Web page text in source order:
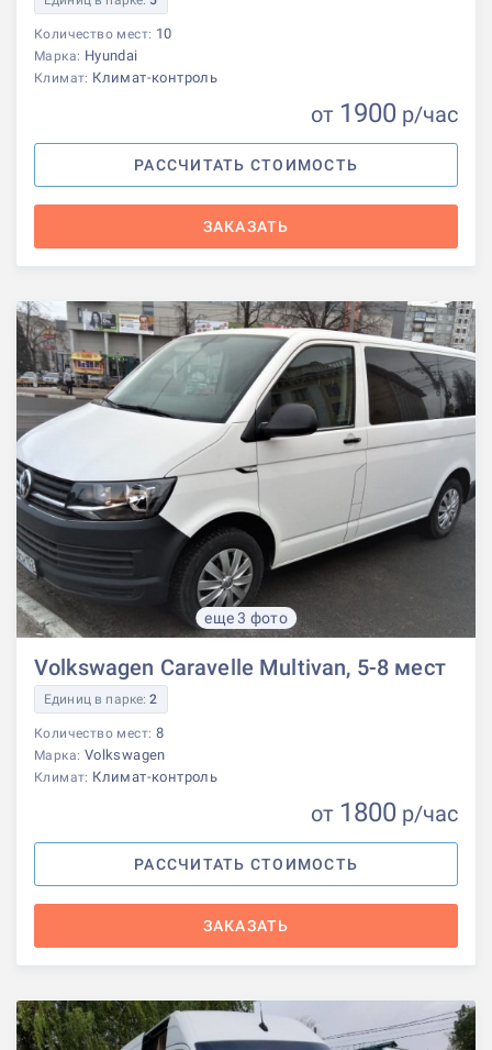
Количество мест: 10
Марка: Hyundai
Климат: Климат-контроль
от 1900 р/час
РАССЧИТАТЬ СТОИМОСТЬ
ЗАКАЗАТЬ
еще 3 фото
Volkswagen Caravelle Multivan, 5-8 мест
Единиц в парке:2
Количество мест: 8
Марка: Volkswagen
Климат: Климат-контроль
от 1800 р/час
РАССЧИТАТЬ СТОИМОСТЬ
ЗАКАЗАТЬ